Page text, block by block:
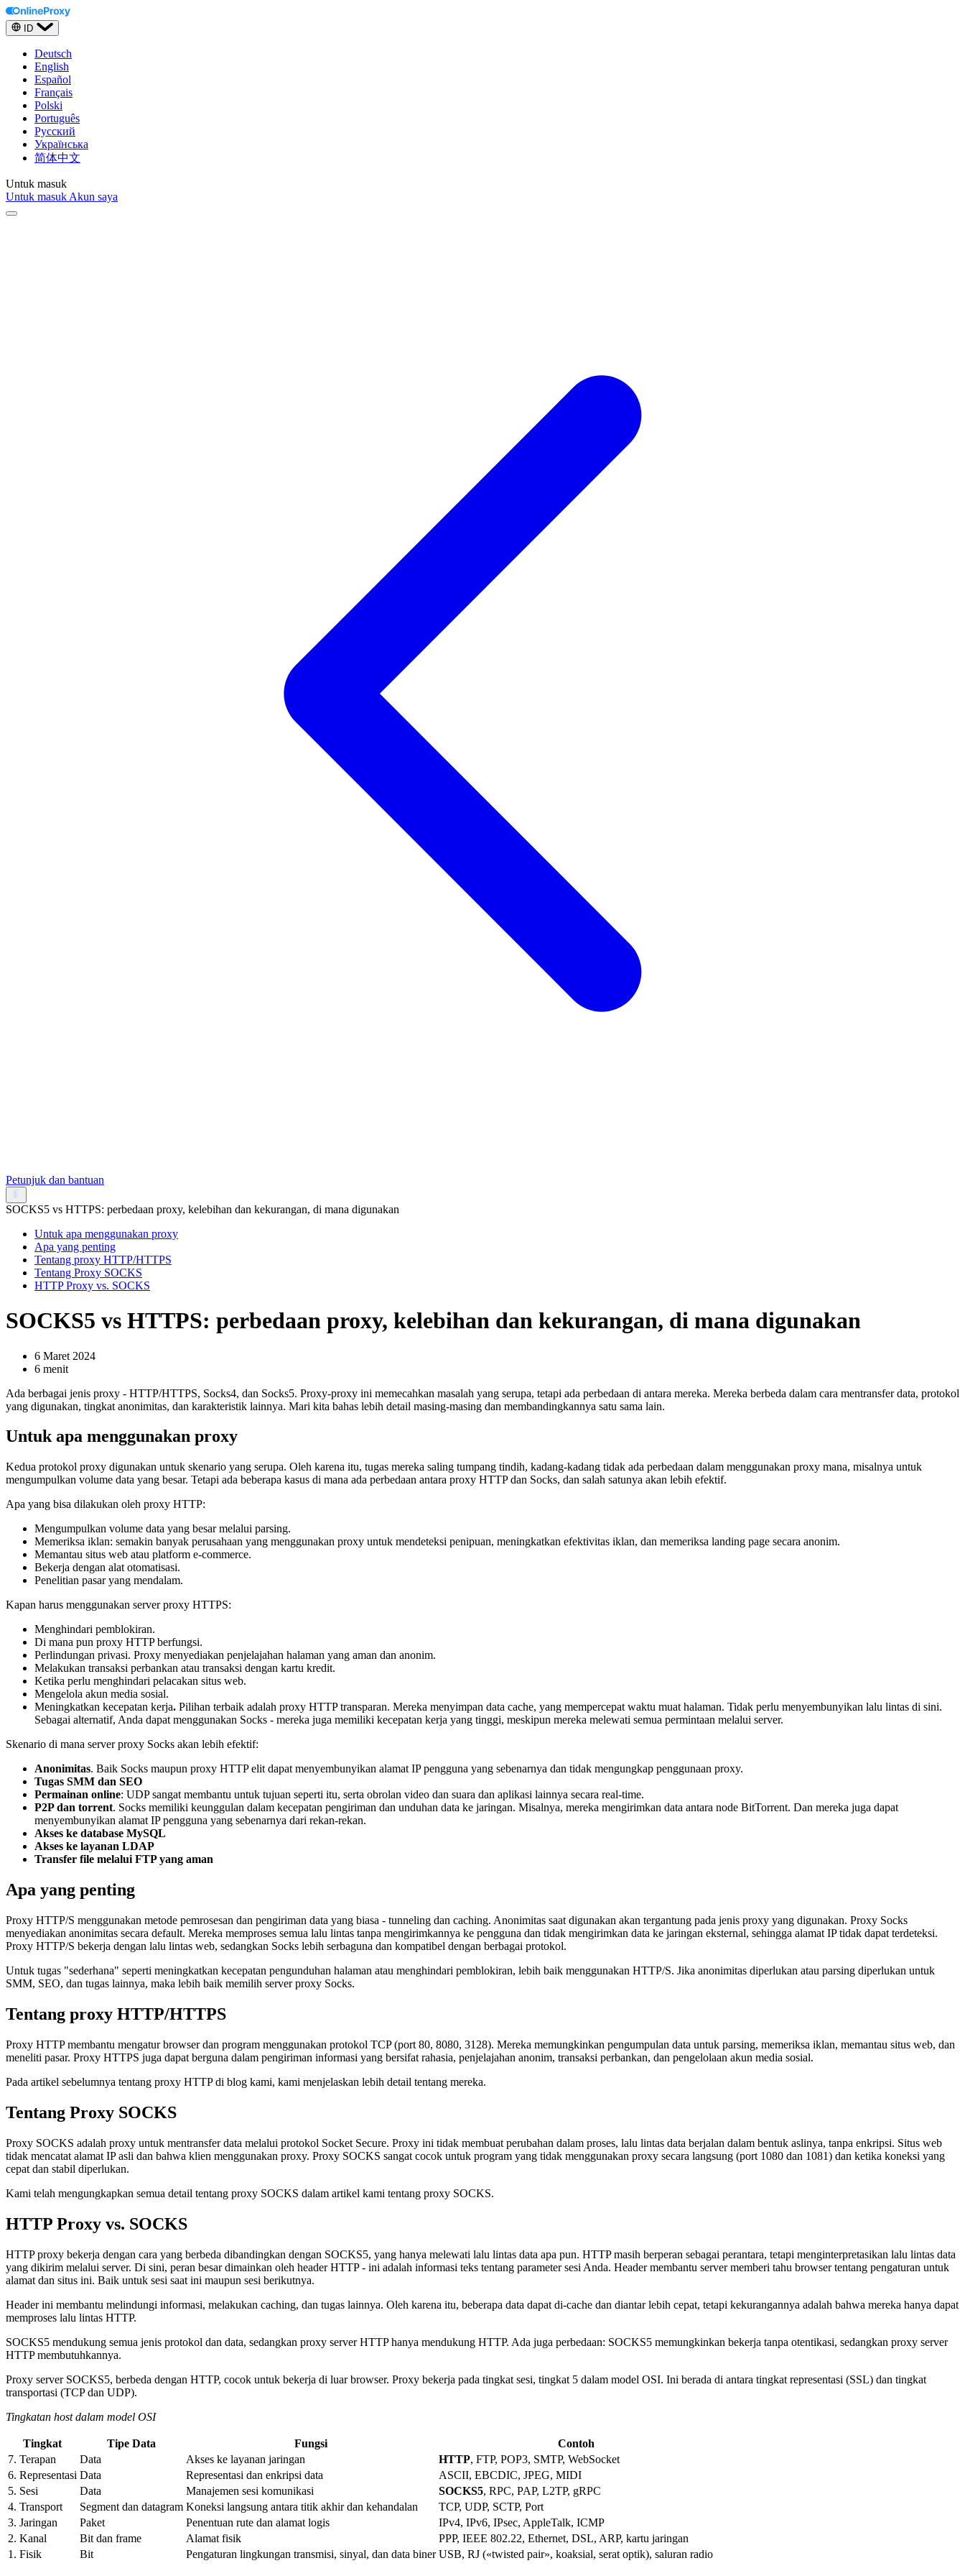
ID
Deutsch
English
Español
Français
Polski
Português
Русский
Українська
简体中文
Untuk masuk
Untuk masuk Akun saya
Petunjuk dan bantuan
SOCKS5 vs HTTPS: perbedaan proxy, kelebihan dan kekurangan, di mana digunakan
Untuk apa menggunakan proxy
Apa yang penting
Tentang proxy HTTP/HTTPS
Tentang Proxy SOCKS
HTTP Proxy vs. SOCKS
SOCKS5 vs HTTPS: perbedaan proxy, kelebihan dan kekurangan, di mana digunakan
6 Maret 2024
6 menit
Ada berbagai jenis proxy - HTTP/HTTPS, Socks4, dan Socks5. Proxy-proxy ini memecahkan masalah yang serupa, tetapi ada perbedaan di antara mereka. Mereka berbeda dalam cara mentransfer data, protokol
yang digunakan, tingkat anonimitas, dan karakteristik lainnya. Mari kita bahas lebih detail masing-masing dan membandingkannya satu sama lain.
Untuk apa menggunakan proxy
Kedua protokol proxy digunakan untuk skenario yang serupa. Oleh karena itu, tugas mereka saling tumpang tindih, kadang-kadang tidak ada perbedaan dalam menggunakan proxy mana, misalnya untuk
mengumpulkan volume data yang besar. Tetapi ada beberapa kasus di mana ada perbedaan antara proxy HTTP dan Socks, dan salah satunya akan lebih efektif.
Apa yang bisa dilakukan oleh proxy HTTP:
Mengumpulkan volume data yang besar melalui parsing.
Memeriksa iklan: semakin banyak perusahaan yang menggunakan proxy untuk mendeteksi penipuan, meningkatkan efektivitas iklan, dan memeriksa landing page secara anonim.
Memantau situs web atau platform e-commerce.
Bekerja dengan alat otomatisasi.
Penelitian pasar yang mendalam.
Kapan harus menggunakan server proxy HTTPS:
Menghindari pemblokiran.
Di mana pun proxy HTTP berfungsi.
Perlindungan privasi. Proxy menyediakan penjelajahan halaman yang aman dan anonim.
Melakukan transaksi perbankan atau transaksi dengan kartu kredit.
Ketika perlu menghindari pelacakan situs web.
Mengelola akun media sosial.
Meningkatkan kecepatan kerja. Pilihan terbaik adalah proxy HTTP transparan. Mereka menyimpan data cache, yang mempercepat waktu muat halaman. Tidak perlu menyembunyikan lalu lintas di sini.
Sebagai alternatif, Anda dapat menggunakan Socks - mereka juga memiliki kecepatan kerja yang tinggi, meskipun mereka melewati semua permintaan melalui server.
Skenario di mana server proxy Socks akan lebih efektif:
Anonimitas. Baik Socks maupun proxy HTTP elit dapat menyembunyikan alamat IP pengguna yang sebenarnya dan tidak mengungkap penggunaan proxy.
Tugas SMM dan SEO
Permainan online: UDP sangat membantu untuk tujuan seperti itu, serta obrolan video dan suara dan aplikasi lainnya secara real-time.
P2P dan torrent. Socks memiliki keunggulan dalam kecepatan pengiriman dan unduhan data ke jaringan. Misalnya, mereka mengirimkan data antara node BitTorrent. Dan mereka juga dapat
menyembunyikan alamat IP pengguna yang sebenarnya dari rekan-rekan.
Akses ke database MySQL
Akses ke layanan LDAP
Transfer file melalui FTP yang aman
Apa yang penting
Proxy HTTP/S menggunakan metode pemrosesan dan pengiriman data yang biasa - tunneling dan caching. Anonimitas saat digunakan akan tergantung pada jenis proxy yang digunakan. Proxy Socks
menyediakan anonimitas secara default. Mereka memproses semua lalu lintas tanpa mengirimkannya ke pengguna dan tidak mengirimkan data ke jaringan eksternal, sehingga alamat IP tidak dapat terdeteksi.
Proxy HTTP/S bekerja dengan lalu lintas web, sedangkan Socks lebih serbaguna dan kompatibel dengan berbagai protokol.
Untuk tugas "sederhana" seperti meningkatkan kecepatan pengunduhan halaman atau menghindari pemblokiran, lebih baik menggunakan HTTP/S. Jika anonimitas diperlukan atau parsing diperlukan untuk
SMM, SEO, dan tugas lainnya, maka lebih baik memilih server proxy Socks.
Tentang proxy HTTP/HTTPS
Proxy HTTP membantu mengatur browser dan program menggunakan protokol TCP (port 80, 8080, 3128). Mereka memungkinkan pengumpulan data untuk parsing, memeriksa iklan, memantau situs web, dan
meneliti pasar. Proxy HTTPS juga dapat berguna dalam pengiriman informasi yang bersifat rahasia, penjelajahan anonim, transaksi perbankan, dan pengelolaan akun media sosial.
Pada artikel sebelumnya tentang proxy HTTP di blog kami, kami menjelaskan lebih detail tentang mereka.
Tentang Proxy SOCKS
Proxy SOCKS adalah proxy untuk mentransfer data melalui protokol Socket Secure. Proxy ini tidak membuat perubahan dalam proses, lalu lintas data berjalan dalam bentuk aslinya, tanpa enkripsi. Situs web
tidak mencatat alamat IP asli dan bahwa klien menggunakan proxy. Proxy SOCKS sangat cocok untuk program yang tidak menggunakan proxy secara langsung (port 1080 dan 1081) dan ketika koneksi yang
cepat dan stabil diperlukan.
Kami telah mengungkapkan semua detail tentang proxy SOCKS dalam artikel kami tentang proxy SOCKS.
HTTP Proxy vs. SOCKS
HTTP proxy bekerja dengan cara yang berbeda dibandingkan dengan SOCKS5, yang hanya melewati lalu lintas data apa pun. HTTP masih berperan sebagai perantara, tetapi menginterpretasikan lalu lintas data
yang dikirim melalui server. Di sini, peran besar dimainkan oleh header HTTP - ini adalah informasi teks tentang parameter sesi Anda. Header membantu server memberi tahu browser tentang pengaturan untuk
alamat dan situs ini. Baik untuk sesi saat ini maupun sesi berikutnya.
Header ini membantu melindungi informasi, melakukan caching, dan tugas lainnya. Oleh karena itu, beberapa data dapat di-cache dan diantar lebih cepat, tetapi kekurangannya adalah bahwa mereka hanya dapat
memproses lalu lintas HTTP.
SOCKS5 mendukung semua jenis protokol dan data, sedangkan proxy server HTTP hanya mendukung HTTP. Ada juga perbedaan: SOCKS5 memungkinkan bekerja tanpa otentikasi, sedangkan proxy server
HTTP membutuhkannya.
Proxy server SOCKS5, berbeda dengan HTTP, cocok untuk bekerja di luar browser. Proxy bekerja pada tingkat sesi, tingkat 5 dalam model OSI. Ini berada di antara tingkat representasi (SSL) dan tingkat
transportasi (TCP dan UDP).
Tingkatan host dalam model OSI
Tingkat Tipe Data Fungsi
Contoh
7. Terapan
Data Akses ke layanan jaringan HTTP, FTP, POP3, SMTP, WebSocket
6. Representasi Data Representasi dan enkripsi data
ASCII, EBCDIC, JPEG, MIDI
5. Sesi
Data Manajemen sesi komunikasi SOCKS5, RPC, PAP, L2TP, gRPC
4. Transport
Segment dan datagram Koneksi langsung antara titik akhir dan kehandalan
TCP, UDP, SCTP, Port
3. Jaringan
Paket Penentuan rute dan alamat logis
IPv4, IPv6, IPsec, AppleTalk, ICMP
2. Kanal
Bit dan frame Alamat fisik
PPP, IEEE 802.22, Ethernet, DSL, ARP, kartu jaringan
1. Fisik
Bit Pengaturan lingkungan transmisi, sinyal, dan data biner USB, RJ («twisted pair», koaksial, serat optik), saluran radio